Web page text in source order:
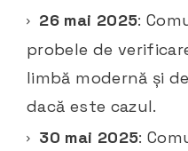
26 mai 2025:
probele de
limbă modernă și
dacă este cazul.​
30 mai 2025: